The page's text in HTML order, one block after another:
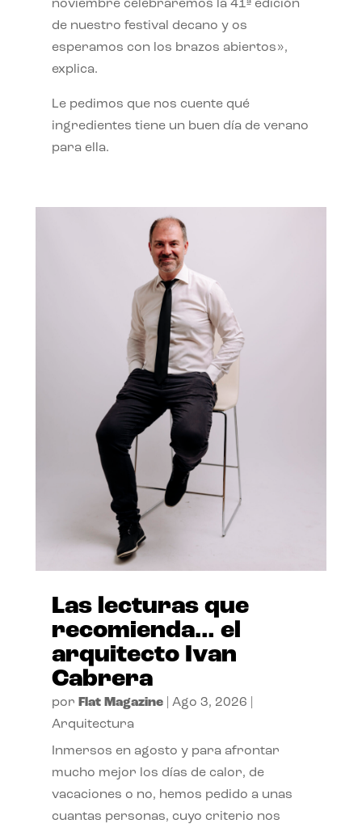
noviembre celebraremos la 41ª edición
de nuestro festival decano y os
esperamos con los brazos abiertos»,
explica.
Le pedimos que nos cuente qué
ingredientes tiene un buen día de verano
para ella.
Las lecturas que
recomienda… el
arquitecto Ivan
Cabrera
por Flat Magazine| Ago 3, 2026
Arquitectura
Inmersos en agosto y para afrontar
mucho mejor los días de calor, de
vacaciones o no, hemos pedido a unas
cuantas personas, cuyo criterio nos